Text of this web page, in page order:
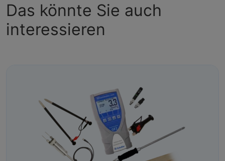
Das könnte Sie auch
interessieren